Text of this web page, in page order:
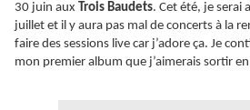
30 juin aux Trois Baudets. Cet été, je serai
juillet et il y aura pas mal de concerts à la
faire des sessions live car j’adore ça. Je
mon premier album que j’aimerais sortir